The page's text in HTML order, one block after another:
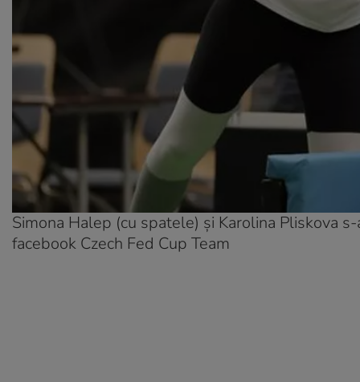
Simona Halep (cu spatele) și Karolina Pliskova
facebook Czech Fed Cup Team